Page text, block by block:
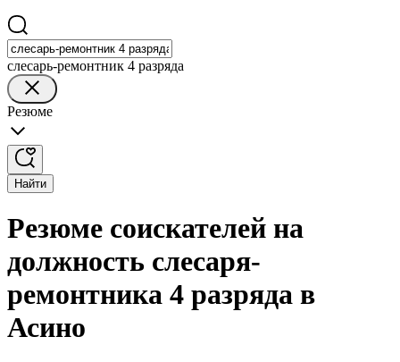
слесарь-ремонтник 4 разряда
Резюме
Найти
Резюме соискателей на
должность слесаря-
ремонтника 4 разряда в
Асино